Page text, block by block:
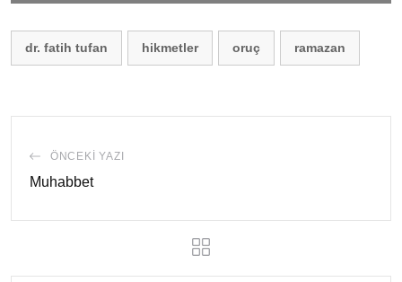
dr. fatih tufan hikmetler oruç ramazan
ÖNCEKI YAZI
Muhabbet